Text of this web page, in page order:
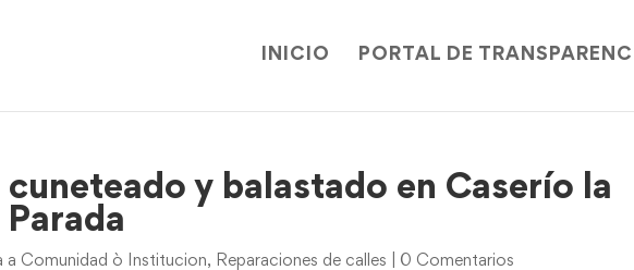
INICIO PORTAL DE
cuneteado y balastado en Caserío la
a Comunidad ò Institucion, Reparaciones de calles 0 Comentarios